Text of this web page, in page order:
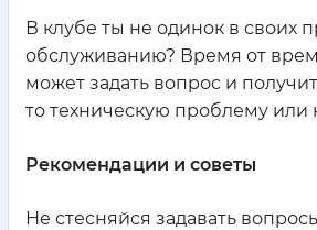
В клубе ты не одинок в своих
обслуживанию? Время от
может задать вопрос и
то техническую проблему
Рекомендации и советы
Не стесняйся задавать